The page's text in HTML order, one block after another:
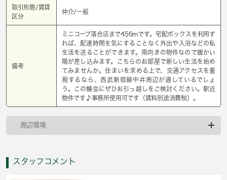
取引形態/賃貸
区分
仲介/一般
備考
ミニコープ落合店まで456mです。宅配ボックスを利用す
れば、配達時間を気にすることなく外出や入浴などの私
生活を送ることができます。南向きの物件なので暖かい
陽が差し込みます。こちらのお部屋で新しい生活を始め
てみませんか。住まいを求める上で、交通アクセスを重
視するなら、西武新宿線中井周辺が適しているでしょ
う。この機会にぜひお引っ越しをご検討ください。駅近
物件です♪事務所使用可です（賃料別途消費税）。
周辺環境
スタッフコメント